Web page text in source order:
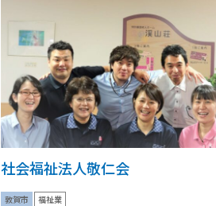
社会福祉法人敬仁会
敦賀市 福祉業